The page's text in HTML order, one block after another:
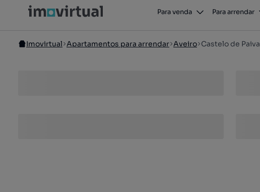
Para venda Para arrendar
Imovirtual Apartamentos para arrendar Aveiro Castelo de Paiva